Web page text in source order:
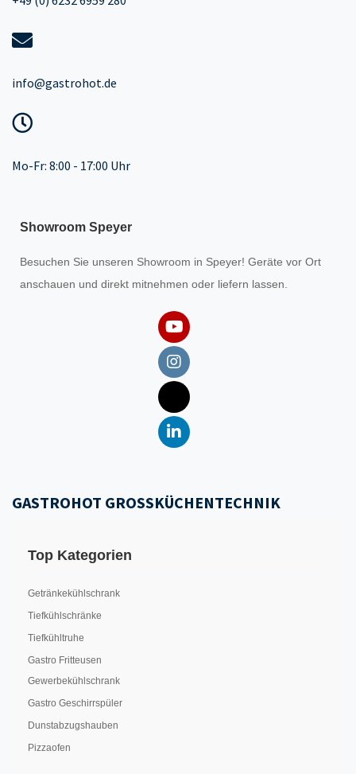
info@gastrohot.de
Mo-Fr: 8:00 - 17:00 Uhr
Showroom Speyer
Besuchen Sie unseren Showroom in Speyer! Geräte vor Ort
anschauen und direkt mitnehmen oder liefern lassen.
GASTROHOT GROSSKÜCHENTECHNIK
Top Kategorien
Getränkekühlschrank
Tiefkühlschränke
Tiefkühltruhe
Gastro Fritteusen
Gewerbekühlschrank
Gastro Geschirrspüler
Dunstabzugshauben
Pizzaofen